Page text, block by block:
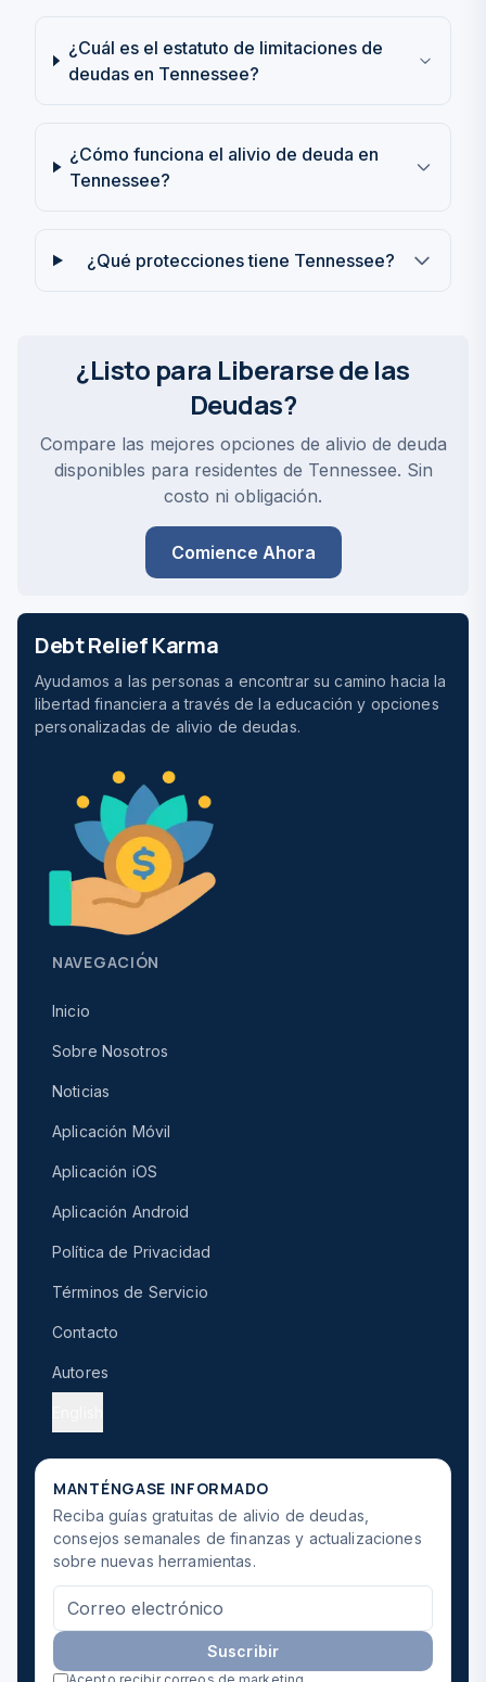
¿Cuál es el estatuto de limitaciones de
deudas en Tennessee?
¿Cómo funciona el alivio de deuda en
Tennessee?
¿Qué protecciones tiene Tennessee?
¿Listo para Liberarse de las
Deudas?
Compare las mejores opciones de alivio de deuda
disponibles para residentes de Tennessee. Sin
costo ni obligación.
Comience Ahora
Debt Relief Karma
Ayudamos a las personas a encontrar su camino hacia la
libertad financiera a través de la educación y opciones
personalizadas de alivio de deudas.
NAVEGACIÓN
Inicio
Sobre Nosotros
Noticias
Aplicación Móvil
Aplicación iOS
Aplicación Android
Política de Privacidad
Términos de Servicio
Contacto
Autores
MANTÉNGASE INFORMADO
Reciba guías gratuitas de alivio de deudas,
consejos semanales de finanzas y actualizaciones
sobre nuevas herramientas.
Suscribir